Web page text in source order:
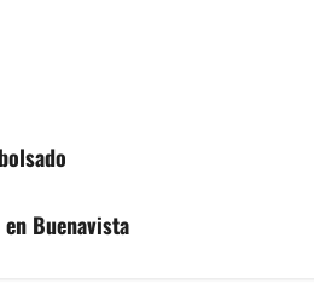
Buenavista